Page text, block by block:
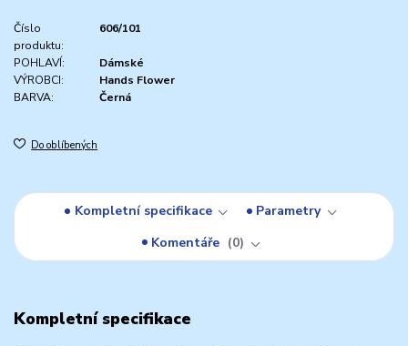
Číslo
produktu:
606/101
POHLAVÍ:
Dámské
VÝROBCI:
Hands Flower
BARVA:
Černá
Do oblíbených
Kompletní specifikace
Parametry
Komentáře
0
Kompletní specifikace